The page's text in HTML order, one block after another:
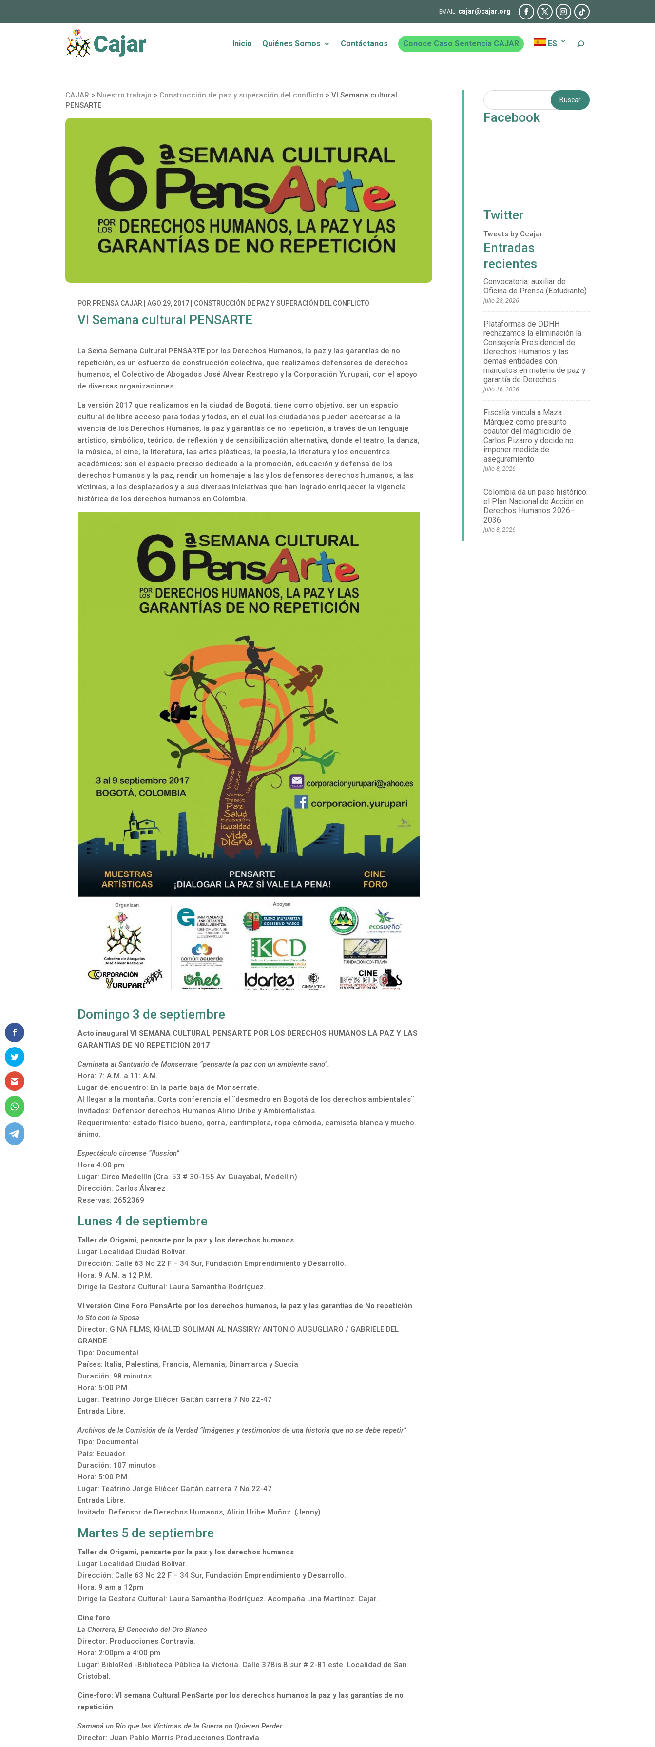
cajar@cajar.org
Inicio Quiénes Somos Contáctanos Conoce Caso Sentencia CAJAR ES
CAJAR > Nuestro trabajo > Construcción de paz y superación del conflicto >VI Semana cultural
PENSARTE
POR PRENSA CAJAR |AGO 29, 2017 CONSTRUCCIÓN DE PAZ Y SUPERACIÓN DEL CONFLICTO
VI Semana cultural PENSARTE
La Sexta Semana Cultural PENSARTE por los Derechos Humanos, la paz y las garantías de no
repetición, es un esfuerzo de construcción colectiva, que realizamos defensores de derechos
humanos, el Colectivo de Abogados José Alvear Restrepo y la Corporación Yurupari, con el apoyo
de diversas organizaciones.
La versión 2017 que realizamos en la ciudad de Bogotá, tiene como objetivo, ser un espacio
cultural de libre acceso para todas y todos, en el cual los ciudadanos pueden acercarse a la
vivencia de los Derechos Humanos, la paz y garantías de no repetición, a través de un lenguaje
artístico, simbólico, teórico, de reflexión y de sensibilización alternativa, donde el teatro, la danza,
la música, el cine, la literatura, las artes plásticas, la poesía, la literatura y los encuentros
académicos; son el espacio preciso dedicado a la promoción, educación y defensa de los
derechos humanos y la paz, rendir un homenaje a las y los defensores derechos humanos, a las
víctimas, a los desplazados y a sus diversas iniciativas que han logrado enriquecer la vigencia
histórica de los derechos humanos en Colombia.
Domingo 3 de septiembre
Acto inaugural VI SEMANA CULTURAL PENSARTE POR LOS DERECHOS HUMANOS LA PAZ Y LAS
GARANTIAS DE NO REPETICION 2017
Caminata al Santuario de Monserrate “pensarte la paz con un ambiente sano”.
Hora: 7: A.M. a 11: A.M.
Lugar de encuentro: En la parte baja de Monserrate.
Al llegar a la montaña: Corta conferencia el ¨desmedro en Bogotá de los derechos ambientales¨
Invitados: Defensor derechos Humanos Alirio Uribe y Ambientalistas.
Requerimiento: estado físico bueno, gorra, cantimplora, ropa cómoda, camiseta blanca y mucho
ánimo.
Espectáculo circense “Ilussion”
Hora 4:00 pm
Lugar: Circo Medellín (Cra. 53 # 30-155 Av. Guayabal, Medellín)
Dirección: Carlos Álvarez
Reservas: 2652369
Lunes 4 de septiembre
Taller de Origami, pensarte por la paz y los derechos humanos
Lugar Localidad Ciudad Bolívar.
Dirección: Calle 63 No 22 F – 34 Sur, Fundación Emprendimiento y Desarrollo.
Hora: 9 A.M. a 12 P.M.
Dirige la Gestora Cultural: Laura Samantha Rodríguez.
VI versión Cine Foro PensArte por los derechos humanos, la paz y las garantías de No repetición
lo Sto con la Sposa
Director: GINA FILMS, KHALED SOLIMAN AL NASSIRY/ ANTONIO AUGUGLIARO / GABRIELE DEL
GRANDE
Tipo: Documental
Países: Italia, Palestina, Francia, Alemania, Dinamarca y Suecia
Duración: 98 minutos
Hora: 5:00 P.M.
Lugar: Teatrino Jorge Eliécer Gaitán carrera 7 No 22-47
Entrada Libre.
Archivos de la Comisión de la Verdad “Imágenes y testimonios de una historia que no se debe repetir”
Tipo: Documental.
País: Ecuador.
Duración: 107 minutos
Hora: 5:00 P.M.
Lugar: Teatrino Jorge Eliécer Gaitán carrera 7 No 22-47
Entrada Libre.
Invitado: Defensor de Derechos Humanos, Alirio Uribe Muñoz. (Jenny)
Martes 5 de septiembre
Taller de Origami, pensarte por la paz y los derechos humanos
Lugar Localidad Ciudad Bolívar.
Dirección: Calle 63 No 22 F – 34 Sur, Fundación Emprendimiento y Desarrollo.
Hora: 9 am a 12pm
Dirige la Gestora Cultural: Laura Samantha Rodríguez. Acompaña Lina Martínez. Cajar.
Cine foro
La Chorrera, El Genocidio del Oro Blanco
Director: Producciones Contravía.
Hora: 2:00pm a 4:00 pm
Lugar: BibloRed -Biblioteca Pública la Victoria. Calle 37Bis B sur # 2-81 este. Localidad de San
Cristóbal.
Cine-foro: VI semana Cultural PenSarte por los derechos humanos la paz y las garantías de no
repetición
Samaná un Río que las Víctimas de la Guerra no Quieren Perder
Director: Juan Pablo Morris Producciones Contravía
Facebook
Twitter
Tweets by Ccajar
Entradas
recientes
Convocatoria: auxiliar de
Oficina de Prensa (Estudiante)
julio 28, 2026
Plataformas de DDHH
rechazamos la eliminación la
Consejería Presidencial de
Derechos Humanos y las
demás entidades con
mandatos en materia de paz y
garantía de Derechos
julio 16, 2026
Fiscalía vincula a Maza
Márquez como presunto
coautor del magnicidio de
Carlos Pizarro y decide no
imponer medida de
aseguramiento
julio 8, 2026
Colombia da un paso histórico:
el Plan Nacional de Acción en
Derechos Humanos 2026–
2036
julio 8, 2026